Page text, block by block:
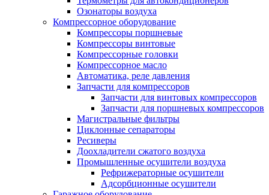
Озонаторы воздуха
Компрессорное оборудование
Компрессоры поршневые
Компрессоры винтовые
Компрессорные головки
Компрессорное масло
Автоматика, реле давления
Запчасти для компрессоров
Запчасти для винтовых компрессоров
Запчасти для поршневых компрессоров
Магистральные фильтры
Циклонные сепараторы
Ресиверы
Доохладители сжатого воздуха
Промышленные осушители воздуха
Рефрижераторные осушители
Адсорбционные осушители